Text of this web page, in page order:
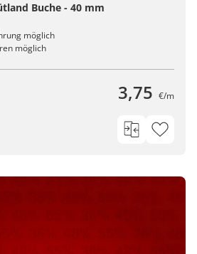
Buche - 40 mm
möglich
möglich
3,75 €/m